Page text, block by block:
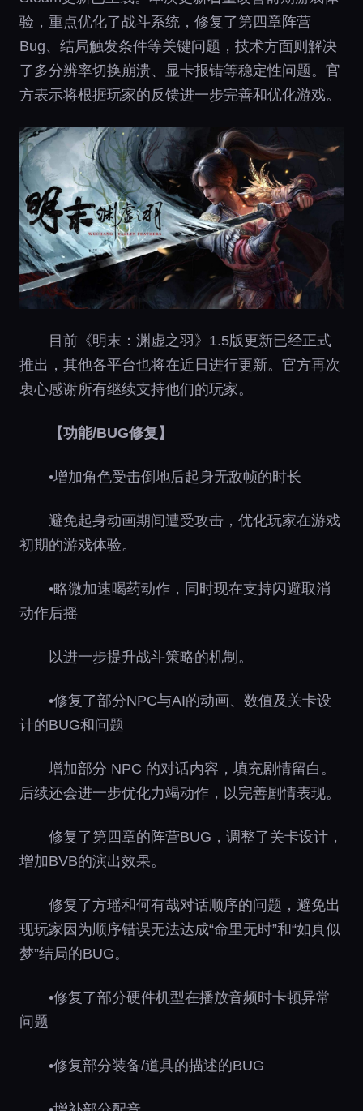
验，重点优化了战斗系统，修复了第四章阵营
Bug、结局触发条件等关键问题，技术方面则解决
了多分辨率切换崩溃、显卡报错等稳定性问题。官
方表示将根据玩家的反馈进一步完善和优化游戏。
目前《明末：渊虚之羽》1.5版更新已经正式
推出，其他各平台也将在近日进行更新。官方再次
衷心感谢所有继续支持他们的玩家。
【功能/BUG修复】
•增加角色受击倒地后起身无敌帧的时长
避免起身动画期间遭受攻击，优化玩家在游戏
初期的游戏体验。
•略微加速喝药动作，同时现在支持闪避取消
动作后摇
以进一步提升战斗策略的机制。
•修复了部分NPC与AI的动画、数值及关卡设
计的BUG和问题
增加部分 NPC 的对话内容，填充剧情留白。
后续还会进一步优化力竭动作，以完善剧情表现。
修复了第四章的阵营BUG，调整了关卡设计，
增加BVB的演出效果。
修复了方瑶和何有哉对话顺序的问题，避免出
现玩家因为顺序错误无法达成“命里无时”和“如真似
梦”结局的BUG。
•修复了部分硬件机型在播放音频时卡顿异常
问题
•修复部分装备/道具的描述的BUG